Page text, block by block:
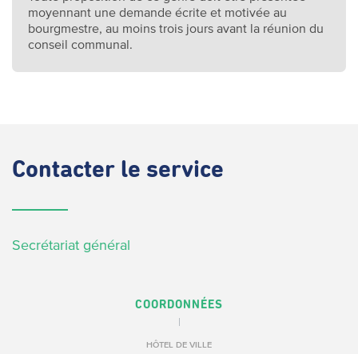
moyennant une demande écrite et motivée au
bourgmestre, au moins trois jours avant la réunion du
conseil communal.
Contacter le service
Secrétariat général
COORDONNÉES
HÔTEL DE VILLE